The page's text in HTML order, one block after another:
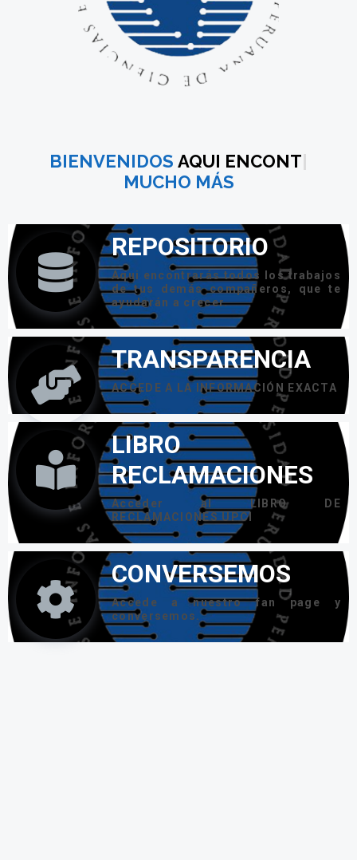
BIENVENIDOSAQ|MUCHO MÁS
REPOSITORIO
Aqui encontrarás todos los trabajos
de tus demás compañeros, que te
ayudarán a crecer.
TRANSPARENCIA
ACCEDE A LA INFORMACIÓN EXACTA
LIBRO
RECLAMACIONES
Acceder al LIBRO DE
RECLAMACIONES UPCI
CONVERSEMOS
Accede a nuestro fan page y
conversemos.